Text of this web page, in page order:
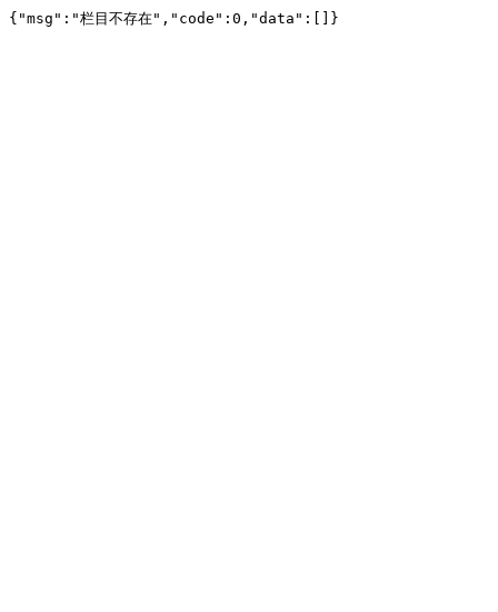
{"msg":"栏目不存在","code":0,"data":[]}